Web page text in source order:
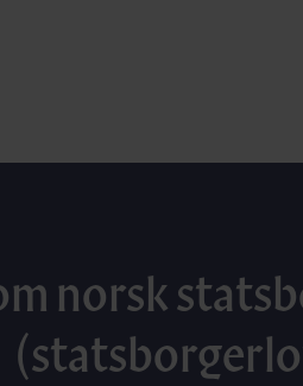
norsk